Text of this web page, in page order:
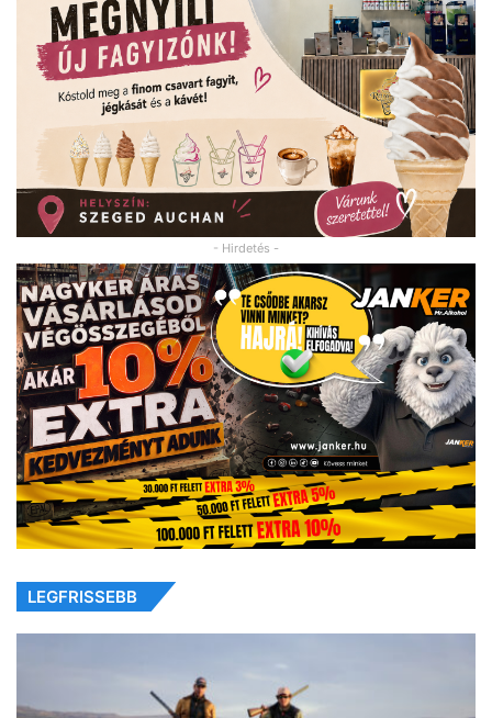
- Hirdetés -
LEGFRISSEBB